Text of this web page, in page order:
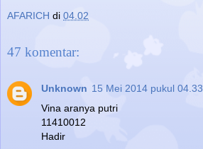
AFARICH di 04.02
47 komentar:
Unknown 15 Mei 2014 pukul 04.33
Vina aranya putri
11410012
Hadir